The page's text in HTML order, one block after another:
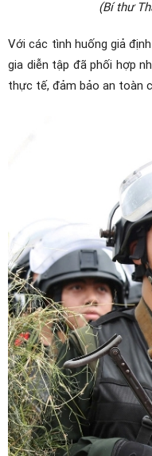
(Bí thư
Với các tình huống giả
gia diễn tập đã phối hợp
thực tế, đảm bảo an toàn